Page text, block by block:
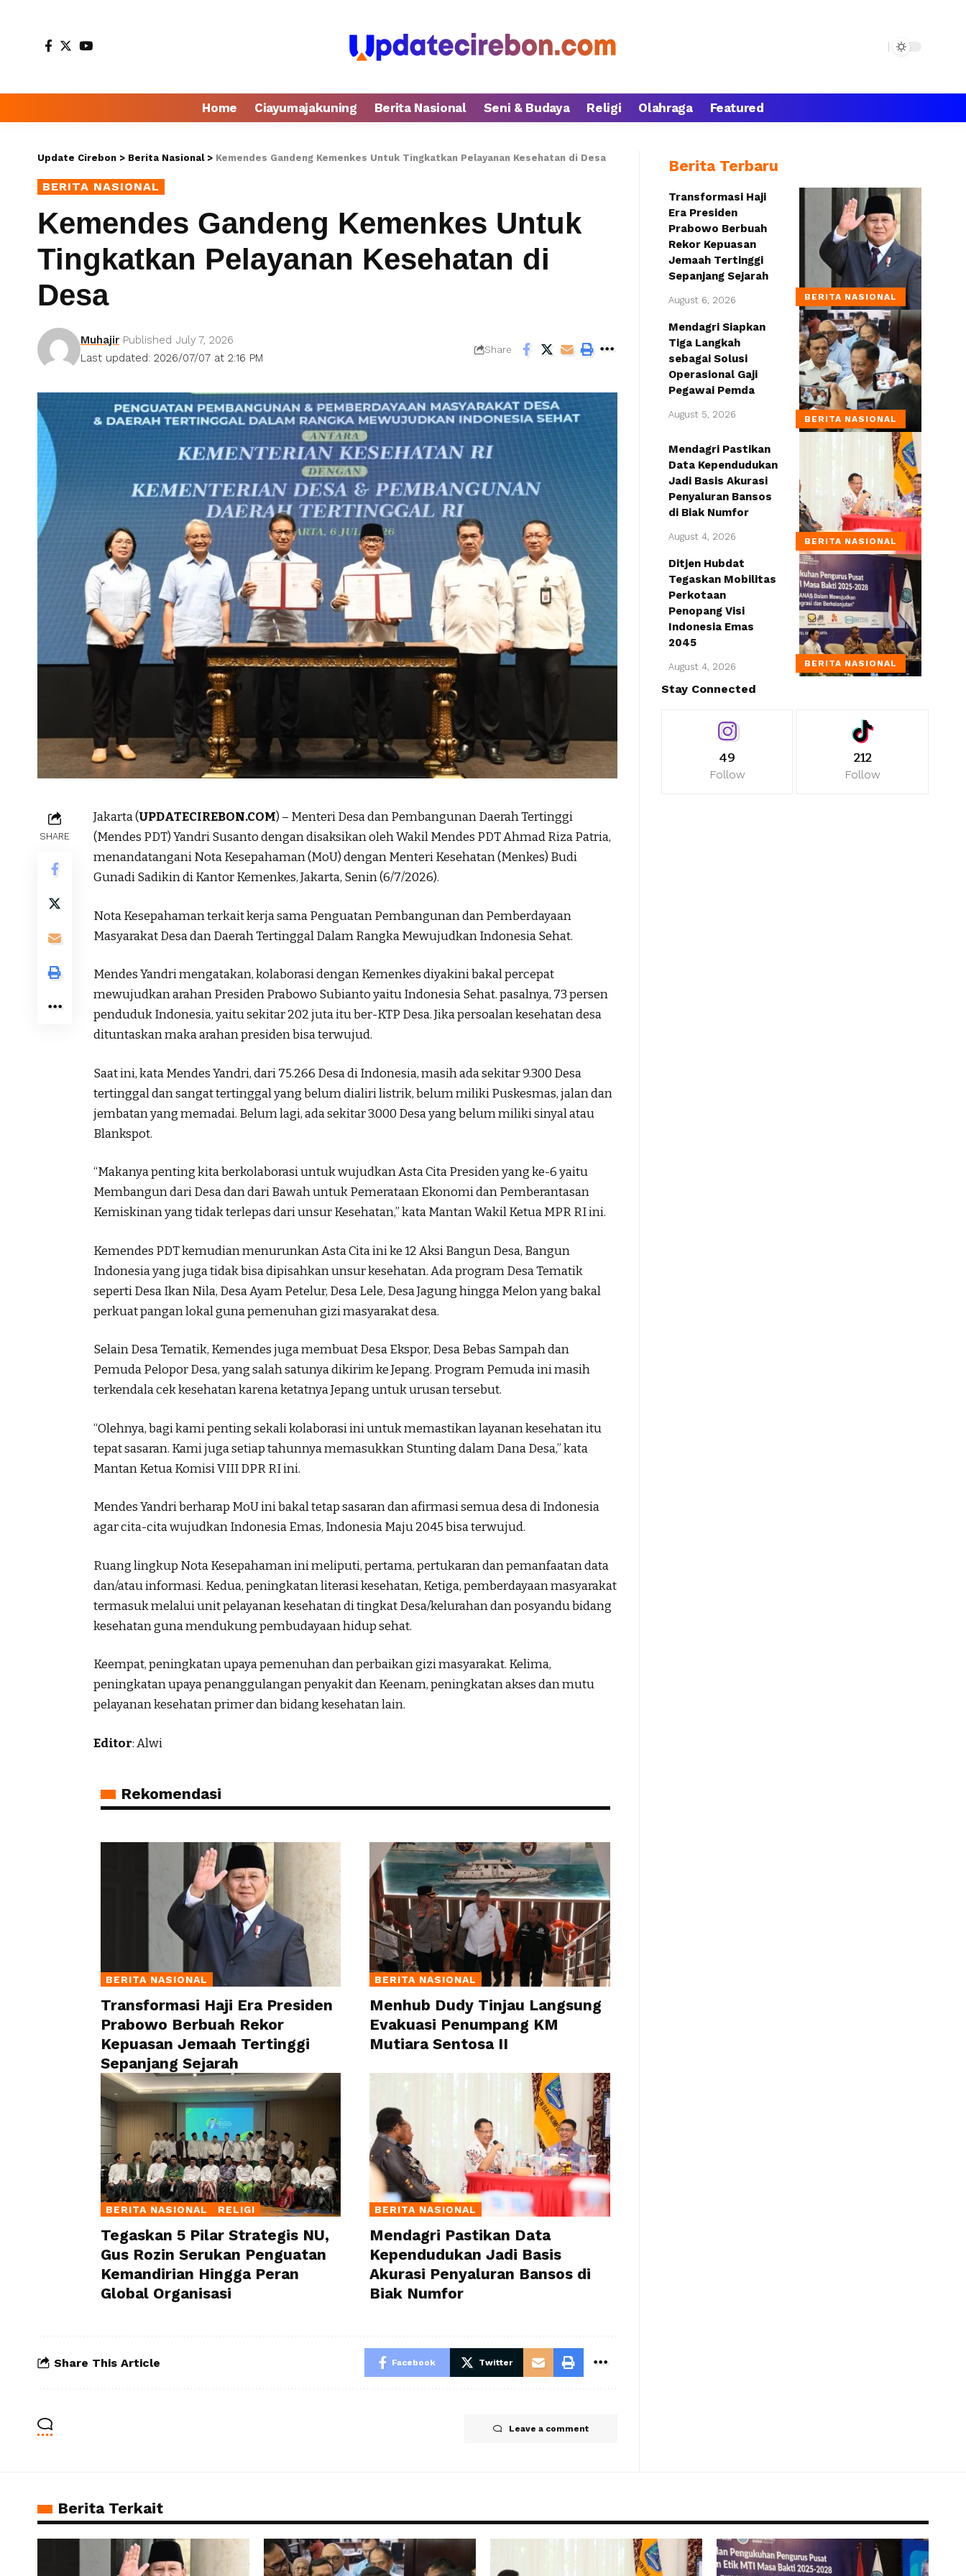
Home Ciayumajakuning Berita Nasional Seni & Budaya Religi Olahraga Featured
Update Cirebon > Berita Nasional> Kemendes Gandeng Kemenkes Untuk Tingkatkan Pelayanan Kesehatan di Desa
BERITA NASIONAL
Kemendes Gandeng Kemenkes Untuk
Tingkatkan Pelayanan Kesehatan di
Desa
Last updated: 2026/07/07 at 2:16 PM
Muhajir Published July 7, 2026
Share
SHARE
Jakarta (UPDATECIREBON.COM) – Menteri Desa dan Pembangunan Daerah Tertinggi
(Mendes PDT) Yandri Susanto dengan disaksikan oleh Wakil Mendes PDT Ahmad Riza Patria,
menandatangani Nota Kesepahaman (MoU) dengan Menteri Kesehatan (Menkes) Budi
Gunadi Sadikin di Kantor Kemenkes, Jakarta, Senin (6/7/2026).
Nota Kesepahaman terkait kerja sama Penguatan Pembangunan dan Pemberdayaan
Masyarakat Desa dan Daerah Tertinggal Dalam Rangka Mewujudkan Indonesia Sehat.
Mendes Yandri mengatakan, kolaborasi dengan Kemenkes diyakini bakal percepat
mewujudkan arahan Presiden Prabowo Subianto yaitu Indonesia Sehat. pasalnya, 73 persen
penduduk Indonesia, yaitu sekitar 202 juta itu ber-KTP Desa. Jika persoalan kesehatan desa
dituntaskan maka arahan presiden bisa terwujud.
Saat ini, kata Mendes Yandri, dari 75.266 Desa di Indonesia, masih ada sekitar 9.300 Desa
tertinggal dan sangat tertinggal yang belum dialiri listrik, belum miliki Puskesmas, jalan dan
jembatan yang memadai. Belum lagi, ada sekitar 3.000 Desa yang belum miliki sinyal atau
Blankspot.
“Makanya penting kita berkolaborasi untuk wujudkan Asta Cita Presiden yang ke-6 yaitu
Membangun dari Desa dan dari Bawah untuk Pemerataan Ekonomi dan Pemberantasan
Kemiskinan yang tidak terlepas dari unsur Kesehatan,” kata Mantan Wakil Ketua MPR RI ini.
Kemendes PDT kemudian menurunkan Asta Cita ini ke 12 Aksi Bangun Desa, Bangun
Indonesia yang juga tidak bisa dipisahkan unsur kesehatan. Ada program Desa Tematik
seperti Desa Ikan Nila, Desa Ayam Petelur, Desa Lele, Desa Jagung hingga Melon yang bakal
perkuat pangan lokal guna pemenuhan gizi masyarakat desa.
Selain Desa Tematik, Kemendes juga membuat Desa Ekspor, Desa Bebas Sampah dan
Pemuda Pelopor Desa, yang salah satunya dikirim ke Jepang. Program Pemuda ini masih
terkendala cek kesehatan karena ketatnya Jepang untuk urusan tersebut.
“Olehnya, bagi kami penting sekali kolaborasi ini untuk memastikan layanan kesehatan itu
tepat sasaran. Kami juga setiap tahunnya memasukkan Stunting dalam Dana Desa,” kata
Mantan Ketua Komisi VIII DPR RI ini.
Mendes Yandri berharap MoU ini bakal tetap sasaran dan afirmasi semua desa di Indonesia
agar cita-cita wujudkan Indonesia Emas, Indonesia Maju 2045 bisa terwujud.
Ruang lingkup Nota Kesepahaman ini meliputi, pertama, pertukaran dan pemanfaatan data
dan/atau informasi. Kedua, peningkatan literasi kesehatan, Ketiga, pemberdayaan masyarakat
termasuk melalui unit pelayanan kesehatan di tingkat Desa/kelurahan dan posyandu bidang
kesehatan guna mendukung pembudayaan hidup sehat.
Keempat, peningkatan upaya pemenuhan dan perbaikan gizi masyarakat. Kelima,
peningkatan upaya penanggulangan penyakit dan Keenam, peningkatan akses dan mutu
pelayanan kesehatan primer dan bidang kesehatan lain.
Editor: Alwi
Rekomendasi
BERITA NASIONAL
Transformasi Haji Era Presiden
Prabowo Berbuah Rekor
Kepuasan Jemaah Tertinggi
Sepanjang Sejarah
BERITA NASIONAL
Menhub Dudy Tinjau Langsung
Evakuasi Penumpang KM
Mutiara Sentosa II
BERITA NASIONAL RELIGI
Tegaskan 5 Pilar Strategis NU,
Gus Rozin Serukan Penguatan
Kemandirian Hingga Peran
Global Organisasi
BERITA NASIONAL
Mendagri Pastikan Data
Kependudukan Jadi Basis
Akurasi Penyaluran Bansos di
Biak Numfor
Share This Article Facebook Twitter
Leave a comment
Berita Terbaru
BERITA NASIONAL
Transformasi Haji
Era Presiden
Prabowo Berbuah
Rekor Kepuasan
Jemaah Tertinggi
Sepanjang Sejarah
August 6, 2026
BERITA NASIONAL
Mendagri Siapkan
Tiga Langkah
sebagai Solusi
Operasional Gaji
Pegawai Pemda
August 5, 2026
BERITA NASIONAL
Mendagri Pastikan
Data Kependudukan
Jadi Basis Akurasi
Penyaluran Bansos
di Biak Numfor
August 4, 2026
BERITA NASIONAL
Ditjen Hubdat
Tegaskan Mobilitas
Perkotaan
Penopang Visi
Indonesia Emas
2045
August 4, 2026
Stay Connected
49
Follow
212
Follow
Berita Terkait